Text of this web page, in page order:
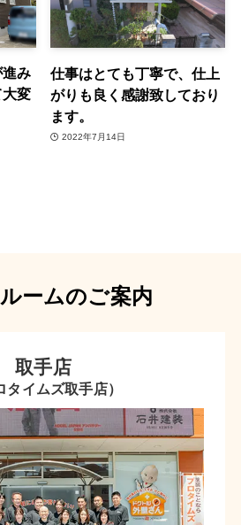
み
大変
仕事はとても丁寧で、仕上
がりも良く感謝致しており
ます。
2022年7月14日
ームのご案内
取手店
タイムズ取手店）